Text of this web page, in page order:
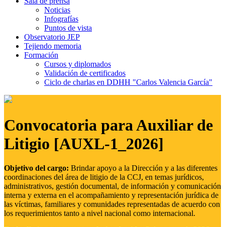
Noticias
Infografías
Puntos de vista
Observatorio JEP
Tejiendo memoria
Formación
Cursos y diplomados
Validación de certificados
Ciclo de charlas en DDHH "Carlos Valencia García"
Convocatoria para Auxiliar de
Litigio [AUXL-1_2026]
Objetivo del cargo: Brindar apoyo a la Dirección y a las diferentes
coordinaciones del área de litigio de la CCJ, en temas jurídicos,
administrativos, gestión documental, de información y comunicación
interna y externa en el acompañamiento y representación jurídica de
las víctimas, familiares y comunidades representadas de acuerdo con
los requerimientos tanto a nivel nacional como internacional.